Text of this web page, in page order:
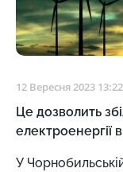
12 Вересня 2023 13:22
Це дозволить
електроенергії
У